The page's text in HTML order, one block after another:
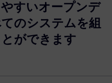
すいオープンデ
のシステムを組
ができます